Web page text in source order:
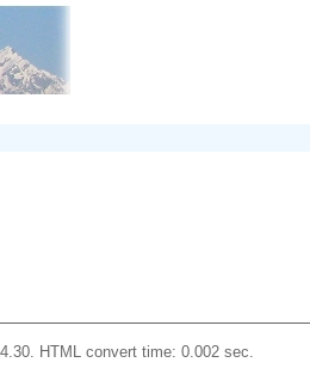
HTML convert time: 0.002 sec.